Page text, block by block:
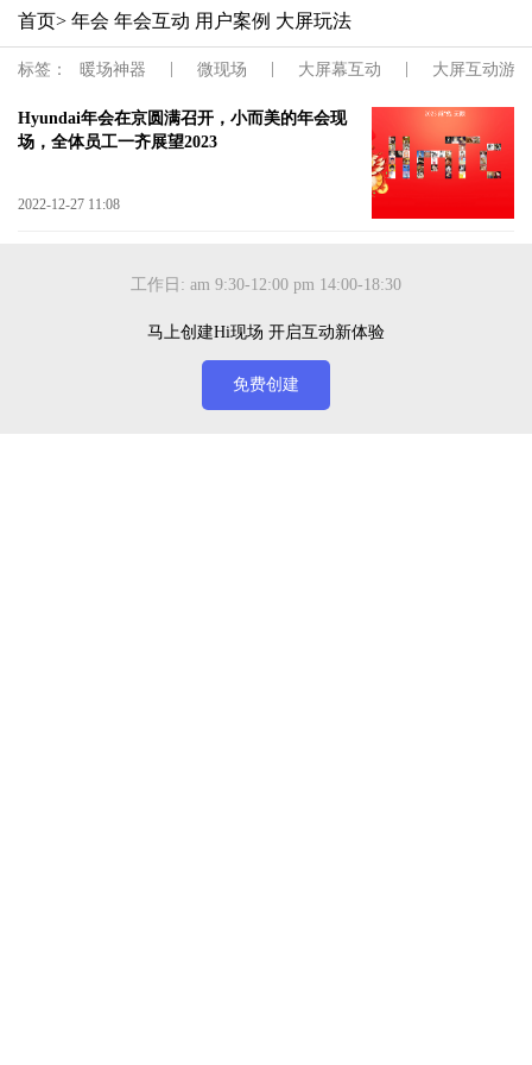
首页> 年会 年会互动 用户案例 大屏玩法
标签： 暖场神器 微现场 大屏幕互动 大屏互动游戏
Hyundai年会在京圆满召开，小而美的年会现
场，全体员工一齐展望2023
2022-12-27 11:08
工作日: am 9:30-12:00 pm 14:00-18:30
马上创建Hi现场 开启互动新体验
免费创建